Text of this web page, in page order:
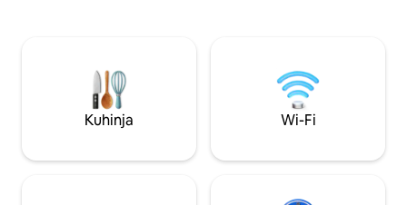
najbolje ocijenjen - rezervišite svoj
odmor u starom gradu danas! Sada
možete da rezervišete ✨ ograničene
datume za ekskluzivne cijene i VIP
luksuz i karipski šarm.
prepun je odličnih
plafona, drvenih
kupatila i
Kuhinja Wi-Fi